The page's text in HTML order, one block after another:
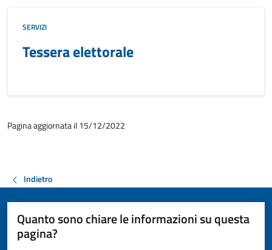
SERVIZI
Tessera elettorale
Pagina aggiornata il 15/12/2022
Indietro
Quanto sono chiare le informazioni su questa
pagina?